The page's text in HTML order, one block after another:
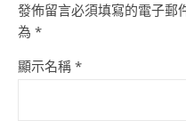
發佈留言必須填寫的電子郵
為 *
顯示名稱 *